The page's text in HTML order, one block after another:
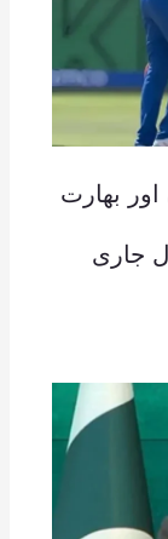
اور بھارت
جاری